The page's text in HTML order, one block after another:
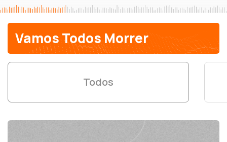
Vamos Todos Morrer
Todos